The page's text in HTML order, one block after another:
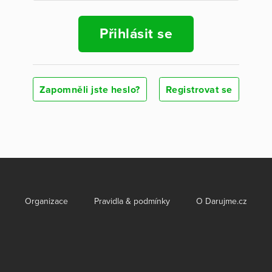
Přihlásit se
Zapomněli jste heslo? Registrovat se
Organizace Pravidla & podmínky O Darujme.cz